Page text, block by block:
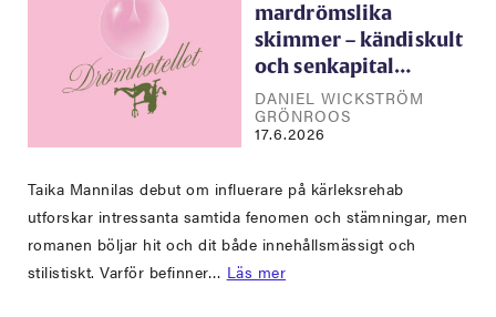
mardrömslika
skimmer – kändiskult
och senkapital…
DANIEL WICKSTRÖM
GRÖNROOS
17.6.2026
Taika Mannilas debut om influerare på kärleksrehab
utforskar intressanta samtida fenomen och stämningar, men
romanen böljar hit och dit både innehållsmässigt och
stilistiskt. Varför befinner… Läs mer